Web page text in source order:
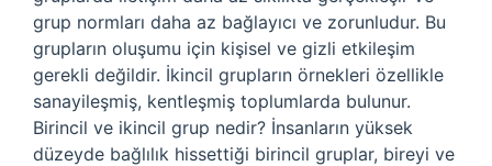
grup normları daha az bağlayıcı ve zorunludur. Bu
grupların oluşumu için kişisel ve gizli etkileşim
gerekli değildir. İkincil grupların örnekleri özellikle
sanayileşmiş, kentleşmiş toplumlarda bulunur.
Birincil ve ikincil grup nedir? İnsanların yüksek
düzeyde bağlılık hissettiği birincil gruplar, bireyi ve